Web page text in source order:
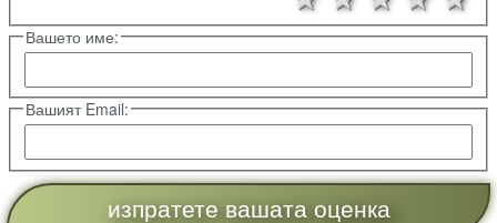
Вашето име:
Вашият Email: